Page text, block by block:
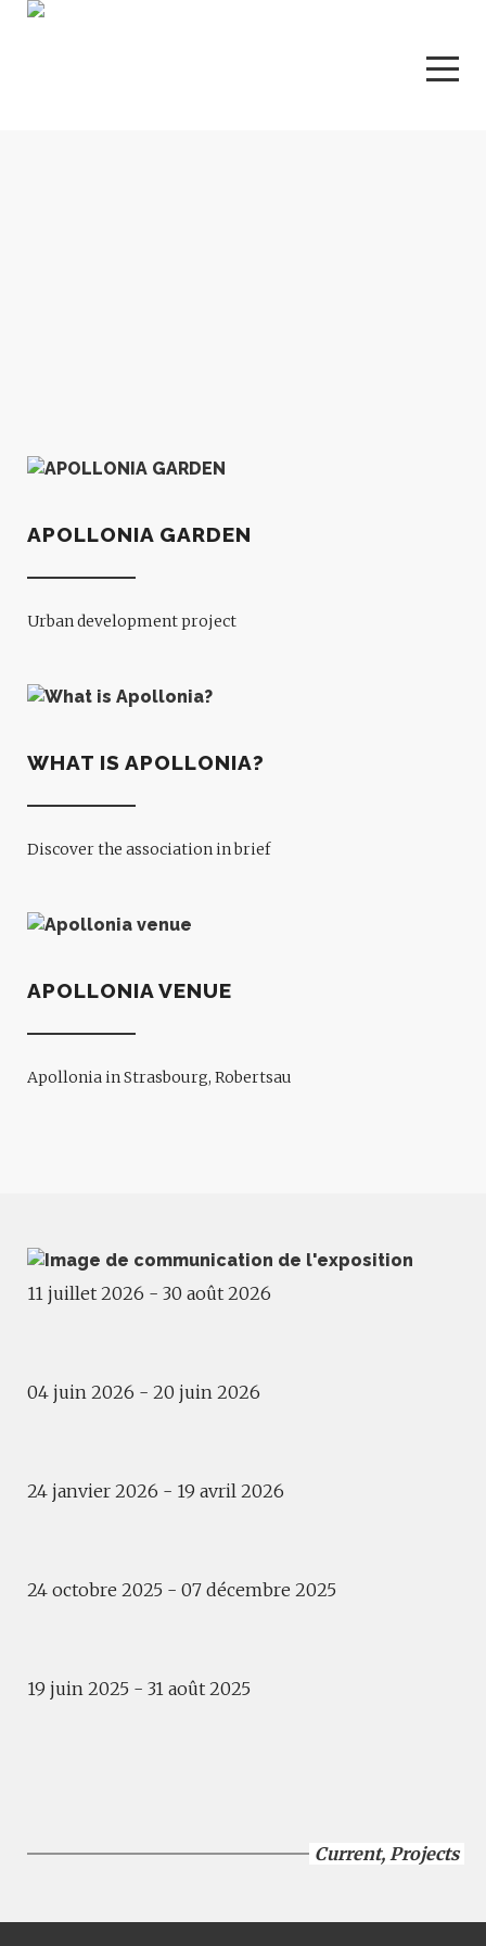
APOLLONIA GARDEN
Urban development project
WHAT IS APOLLONIA?
Discover the association in brief
APOLLONIA VENUE
Apollonia in Strasbourg, Robertsau
11 juillet 2026 - 30 août 2026
Exposition - Projections
04 juin 2026 - 20 juin 2026
Exhibition
24 janvier 2026 - 19 avril 2026
Exhibition
24 octobre 2025 - 07 décembre 2025
Exhibition
19 juin 2025 - 31 août 2025
Summer terrasse
Current, Projects